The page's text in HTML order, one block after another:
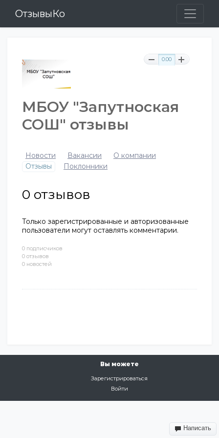
ОтзывыКо
0 подписчиков
0 отзывов
0 новостей
0.00
МБОУ "Запутноская
СОШ" отзывы
Новости Вакансии
О компании
Отзывы
Поклонники
0 отзывов
Только зарегистрированные и авторизованные
пользователи могут оставлять комментарии.
Вы можете
Зарегистрироваться
Войти
Написать